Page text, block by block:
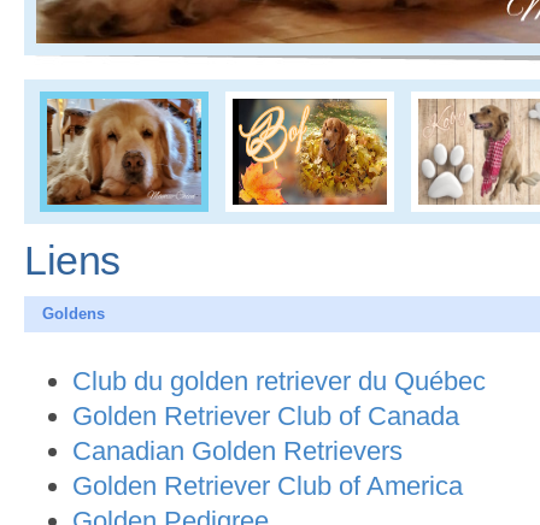
Liens
Goldens
Club du golden retriever du Québec
Golden Retriever Club of Canada
Canadian Golden Retrievers
Golden Retriever Club of America